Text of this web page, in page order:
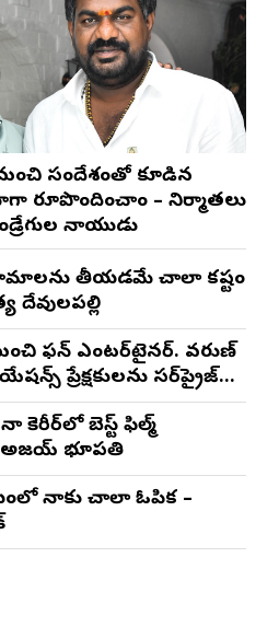
సందేశంతో కూడిన
రూపొందించాం – నిర్మాతలు
నాయుడు
తీయడమే చాలా కష్టం
దేవులపల్లి
ఫన్ ఎంటర్‌టైనర్. వరుణ్
ప్రేక్షకులను సర్‌ప్రైజ్
గాంధీ
కెరీర్‌లో బెస్ట్ ఫిల్మ్
అజయ్ భూపతి
నాకు చాలా ఓపిక –